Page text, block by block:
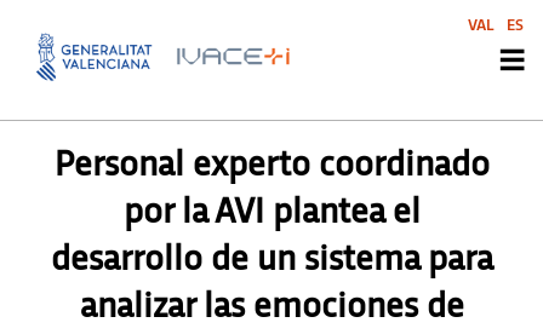
PRENSA ,SIN CATEGORIZAR
Personal experto coordinado
por la AVI plantea el
desarrollo de un sistema para
analizar las emociones de
VAL ES